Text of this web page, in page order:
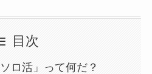
目次
ロ活」って何だ？